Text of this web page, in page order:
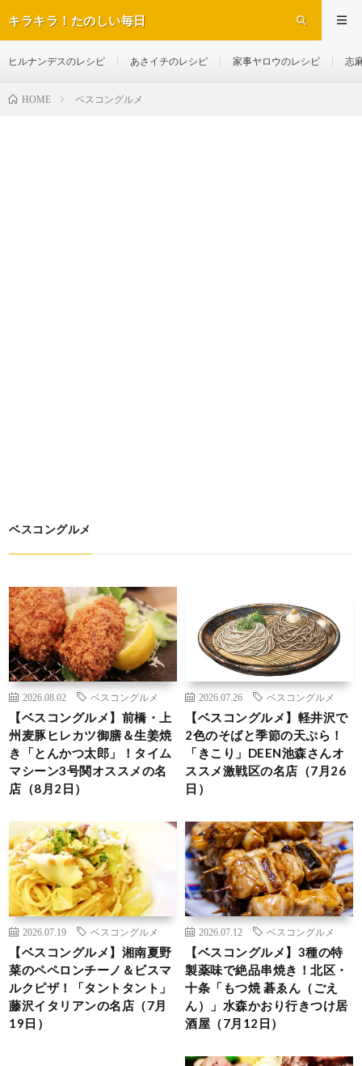
キラキラ！たのしい毎日
ヒルナンデスのレシピ あさイチのレシピ 家事ヤロウのレシピ 志
HOME ベスコングルメ
ベスコングルメ
2026.08.02 ベスコングルメ
【ベスコングルメ】前橋・上
州麦豚ヒレカツ御膳＆生姜焼
き「とんかつ太郎」！タイム
マシーン3号関オススメの名
店（8月2日）
2026.07.26 ベスコングルメ
【ベスコングルメ】軽井沢で
2色のそばと季節の天ぷら！
「きこり」DEEN池森さんオ
ススメ激戦区の名店（7月26
日）
2026.07.19 ベスコングルメ
【ベスコングルメ】湘南夏野
菜のペペロンチーノ＆ビスマ
ルクピザ！「タントタント」
藤沢イタリアンの名店（7月
19日）
2026.07.12 ベスコングルメ
【ベスコングルメ】3種の特
製薬味で絶品串焼き！北区・
十条「もつ焼 碁ゑん（ごえ
ん）」水森かおり行きつけ居
酒屋（7月12日）